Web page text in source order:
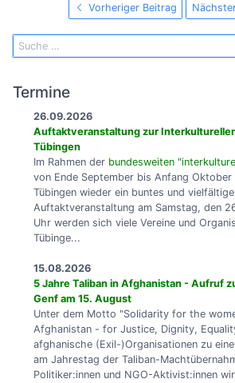
Vorheriger Beitrag
Termine
26.09.2026
Auftaktveranstaltung zur
Tübingen
Im Rahmen der bundesweiten
von Ende September bis Anfang Oktober
Tübingen wieder ein buntes und
Auftaktveranstaltung am Samstag, den
Uhr werden sich viele Vereine und
Tübinge...
15.08.2026
5 Jahre Taliban in Afghanistan - Aufruf
Genf am 15. August
Unter dem Motto "Solidarity for the
Afghanistan - for Justice, Dignity,
afghanische (Exil-)Organisationen zu
am Jahrestag der Taliban-
Politiker:innen und NGO-Aktivist:innen